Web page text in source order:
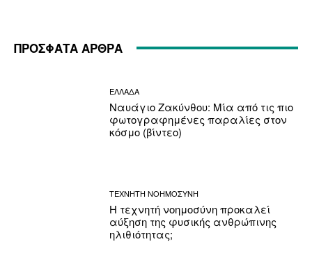
ΠΡΟΣΦΑΤΑ ΑΡΘΡΑ
ΕΛΛΑΔΑ
Ναυάγιο Ζακύνθου: Μία από τις πιο
φωτογραφημένες παραλίες στον
κόσμο (βίντεο)
ΤΕΧΝΗΤΗ ΝΟΗΜΟΣΥΝΗ
Η τεχνητή νοημοσύνη προκαλεί
αύξηση της φυσικής ανθρώπινης
ηλιθιότητας;